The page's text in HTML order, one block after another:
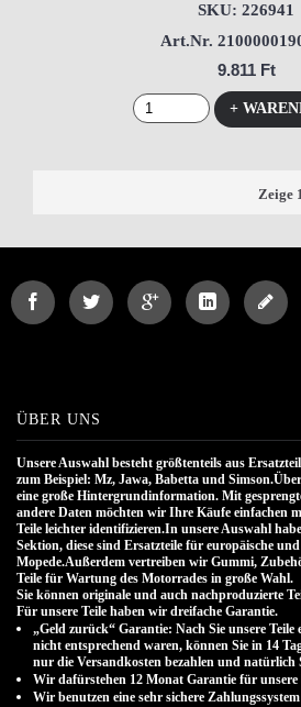
SKU: 226941
Art.Nr.
9.811 Ft
+
Zeige
ÜBER UNS
Unsere Auswahl besteht größtenteils aus
zum Beispiel: Mz, Jawa, Babetta und
eine große Hintergrundinformation. Mit
andere Daten möchten wir Ihre Käufe einfachen
Teile leichter identifizieren.In unsere Auswahl
Sektion, diese sind Ersatzteile für europäische
Mopede.Außerdem vertreiben wir Gummi,
Teile für Wartung des Motorrades in große Wahl.
Sie können originale und auch nachproduzierte
Für unsere Teile haben wir dreifache Garantie.
„Geld zurück“ Garantie: Nach Sie unsere Teile
nicht entsprechend waren, können Sie in 14
nur die Versandkosten bezahlen und natürlich
Wir dafürstehen 12 Monat Garantie für unsere
Wir benutzen eine sehr sichere